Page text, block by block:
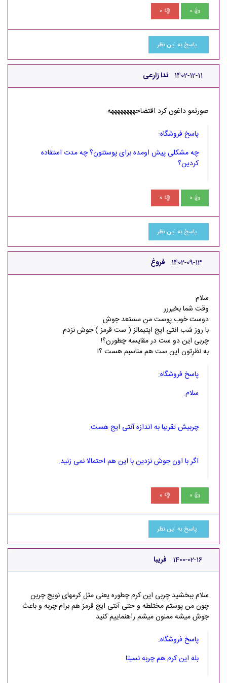
👍
0
👎
0
پاسخ به این نظر
ندا زارعی 1402-12-11
صورتمو داغون کرد اقتضاحههههههههه
پاسخ فروشگاه:
چه مشکلی پیش اومده برای پوستتون؟ چه مدت استفاده
کردین؟
👍
0
👎
0
پاسخ به این نظر
فروغ 1402-09-13
سلام
وقت شما بخیررر
دوست خوب پوست من مستعد جوش
با روز شب انتی ایج اپتیمالز ( ست قرمز ) جوش نزدم
چربی این دو ست در مقایسه چطورن؟!
به نظرتون این ست هم مناسبم هست ؟!
پاسخ فروشگاه:
سلام.
چربیش تقریبا به اندازه آنتی ایج هست.
اگر با اون جوش نزدین با این هم احتمالا نمی زنید.
👍
0
👎
0
پاسخ به این نظر
فریبا 1400-02-16
سلام ببخشید چربی این کرم چطوره یعنی مثل کرمهای نویج چربن
چون من پوستم مختلطه و حتی آنتی ایج قرمز هم برام چربه و باعث
جوش میشه ممنون میشم راهنماییم کنید
پاسخ فروشگاه:
بله این کرم هم چربه نسبتا